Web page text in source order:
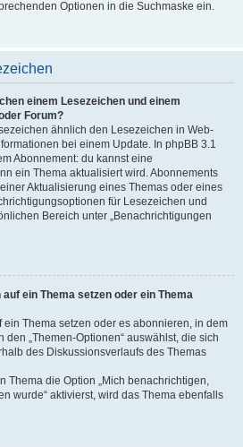
Optionen in die Suchmaske ein.
einem Lesezeichen und einem
Forum?
ähnlich den Lesezeichen in Web-
bei einem Update. In phpBB 3.1
Abonnement: du kannst eine
ein Thema aktualisiert wird. Abonnements
Aktualisierung eines Themas oder eines
für Lesezeichen und
Bereich unter „Benachrichtigungen
ein Thema setzen oder ein Thema
ein Thema setzen oder es abonnieren, in dem
„Themen-Optionen“ auswählst, die sich
des Diskussionsverlaufs des Themas
Thema die Option „Mich benachrichtigen,
wurde“ aktivierst, wird das Thema ebenfalls